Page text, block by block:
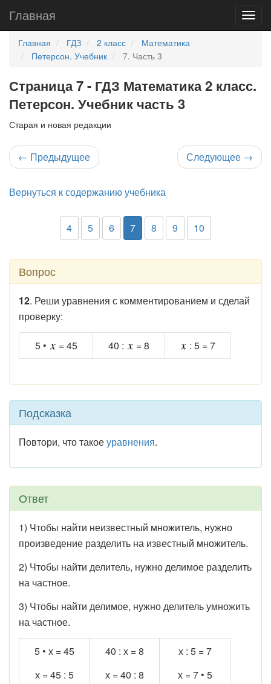
Главная
Главная ГДЗ 2 класс
Математика
Петерсон. Учебник
7. Часть 3
Страница 7 - ГДЗ Математика 2 класс.
Петерсон. Учебник часть 3
Старая и новая редакции
← Предыдущее Следующее →
Вернуться к содержанию учебника
4 5 6 7 8 9 10
Вопрос
12. Реши уравнения с комментированием и сделай
проверку:
5 • = 45 40 : = 8 : 5 = 7
Подсказка
Повтори, что такоеуравнения.
Ответ
1) Чтобы найти неизвестный множитель, нужно
произведение разделить на известный множитель.
2) Чтобы найти делитель, нужно делимое разделить
на частное.
3) Чтобы найти делимое, нужно делитель умножить
на частное.
5 • х = 45
х = 45 : 5
40 : х = 8
х = 40 : 8
х : 5 = 7
х = 7 • 5